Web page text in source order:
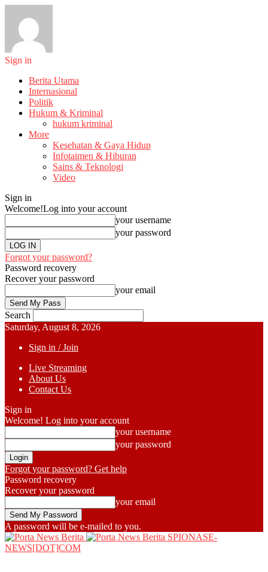
Sign in
Berita Utama
Internasional
Politik
Hukum & Kriminal
hukum kriminal
More
Kesehatan & Gaya Hidup
Infotaimen & Hiburan
Sains & Teknologi
Video
Sign in
Welcome!Log into your account
your username
your password
Forgot your password?
Password recovery
Recover your password
your email
Search
Saturday, August 8, 2026
Sign in / Join
Live Streaming
About Us
Contact Us
Sign in
Welcome! Log into your account
your username
your password
Forgot your password? Get help
Password recovery
Recover your password
your email
A password will be e-mailed to you.
SPIONASE-
NEWS[DOT]COM